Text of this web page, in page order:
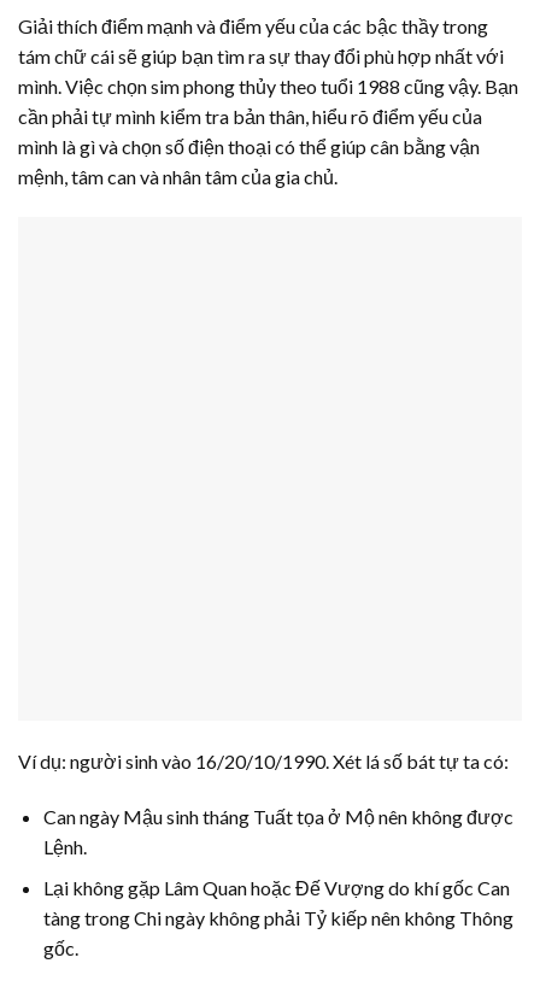
Giải thích điểm mạnh và điểm yếu của các bậc thầy trong
tám chữ cái sẽ giúp bạn tìm ra sự thay đổi phù hợp nhất với
mình. Việc chọn sim phong thủy theo tuổi 1988 cũng vậy. Bạn
cần phải tự mình kiểm tra bản thân, hiểu rõ điểm yếu của
mình là gì và chọn số điện thoại có thể giúp cân bằng vận
mệnh, tâm can và nhân tâm của gia chủ.
Ví dụ: người sinh vào 16/20/10/1990. Xét lá số bát tự ta có:
Can ngày Mậu sinh tháng Tuất tọa ở Mộ nên không được
Lệnh.
Lại không gặp Lâm Quan hoặc Đế Vượng do khí gốc Can
tàng trong Chi ngày không phải Tỷ kiếp nên không Thông
gốc.